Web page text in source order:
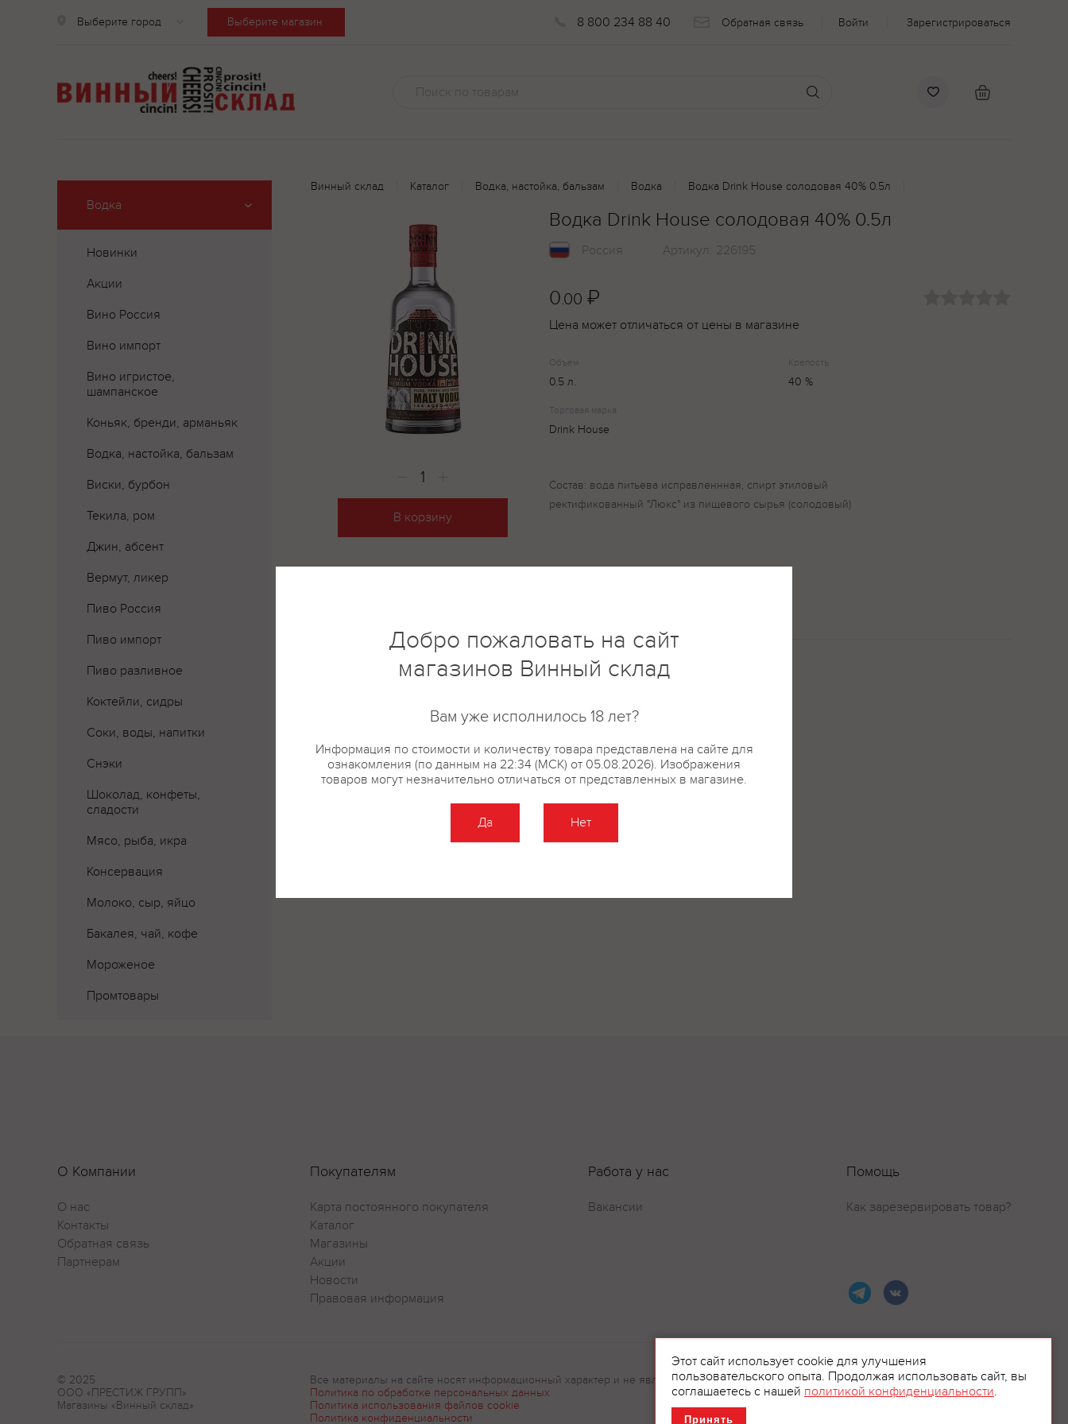
Выберите город Выберите магазин 8 800 234 88 40 Обратная связь Войти Зарегистрироваться
Водка
Новинки
Акции
Вино Россия
Вино импорт
Вино игристое,
шампанское
Коньяк, бренди, арманьяк
Водка, настойка, бальзам
Виски, бурбон
Текила, ром
Джин, абсент
Вермут, ликер
Пиво Россия
Пиво импорт
Пиво разливное
Коктейли, сидры
Соки, воды, напитки
Снэки
Шоколад, конфеты,
сладости
Мясо, рыба, икра
Консервация
Молоко, сыр, яйцо
Бакалея, чай, кофе
Мороженое
Промтовары
Винный склад Каталог Водка, настойка, бальзам Водка Водка Drink House солодовая 40% 0.5л
В корзину
Водка Drink House солодовая 40% 0.5л
Россия Артикул: 226195
0.00 ₽
Цена может отличаться от цены в магазине
Объем
0.5 л.
Крепость
40 %
Торговая марка
Drink House
Состав: вода питьева исправленнная, спирт этиловый
ректификованный "Люкс" из пищевого сырья (солодовый)
О Компании
О нас
Контакты
Обратная связь
Партнерам
Покупателям
Карта постоянного покупателя
Каталог
Магазины
Акции
Новости
Правовая информация
Работа у нас
Вакансии
Помощь
Как зарезервировать товар?
© 2025
ООО «ПРЕСТИЖ ГРУПП»
Магазины «Винный склад»
Все материалы на сайте носят информационный характер и не являются рекламой.
Политика по обработке персональных данных
Политика использования файлов cookie
Политика конфиденциальности
Этот сайт использует cookie для улучшения
пользовательского опыта. Продолжая использовать сайт, вы
соглашаетесь с нашей политикой конфиденциальности.
Принять
Добро пожаловать на сайт
магазинов Винный склад
Вам уже исполнилось 18 лет?
Информация по стоимости и количеству товара представлена на сайте для
ознакомления (по данным на 22:34 (МСК) от 05.08.2026). Изображения
товаров могут незначительно отличаться от представленных в магазине.
Да Нет